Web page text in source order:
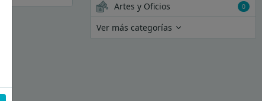
Artes y Oficios 0
Ver más categorías